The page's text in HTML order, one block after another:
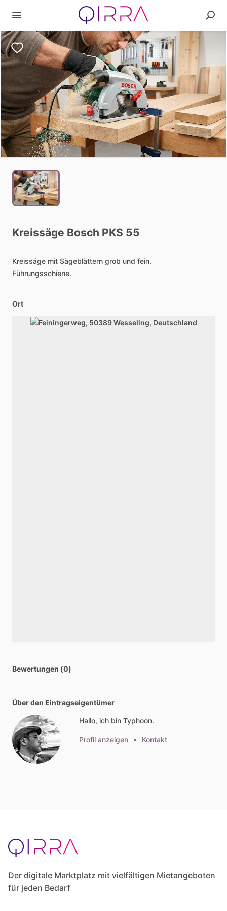
Kreissäge Bosch PKS 55
Kreissäge mit Sägeblättern grob und fein.
Führungsschiene.
Ort
Bewertungen (0)
Über den Eintragseigentümer
Hallo, ich bin Typhoon.
Profil anzeigen • Kontakt
Der digitale Marktplatz mit vielfältigen Mietangeboten
für jeden Bedarf